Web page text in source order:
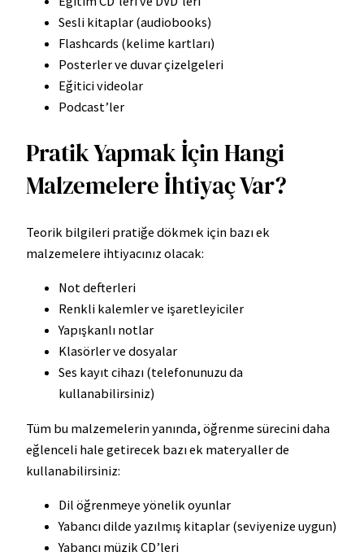
Sesli kitaplar (audiobooks)
Flashcards (kelime kartları)
Posterler ve duvar çizelgeleri
Eğitici videolar
Podcast’ler
Pratik Yapmak İçin Hangi
Malzemelere İhtiyaç Var?
Teorik bilgileri pratiğe dökmek için bazı ek
malzemelere ihtiyacınız olacak:
Not defterleri
Renkli kalemler ve işaretleyiciler
Yapışkanlı notlar
Klasörler ve dosyalar
Ses kayıt cihazı (telefonunuzu da
kullanabilirsiniz)
Tüm bu malzemelerin yanında, öğrenme sürecini daha
eğlenceli hale getirecek bazı ek materyaller de
kullanabilirsiniz:
Dil öğrenmeye yönelik oyunlar
Yabancı dilde yazılmış kitaplar (seviyenize uygun)
Yabancı müzik CD’leri